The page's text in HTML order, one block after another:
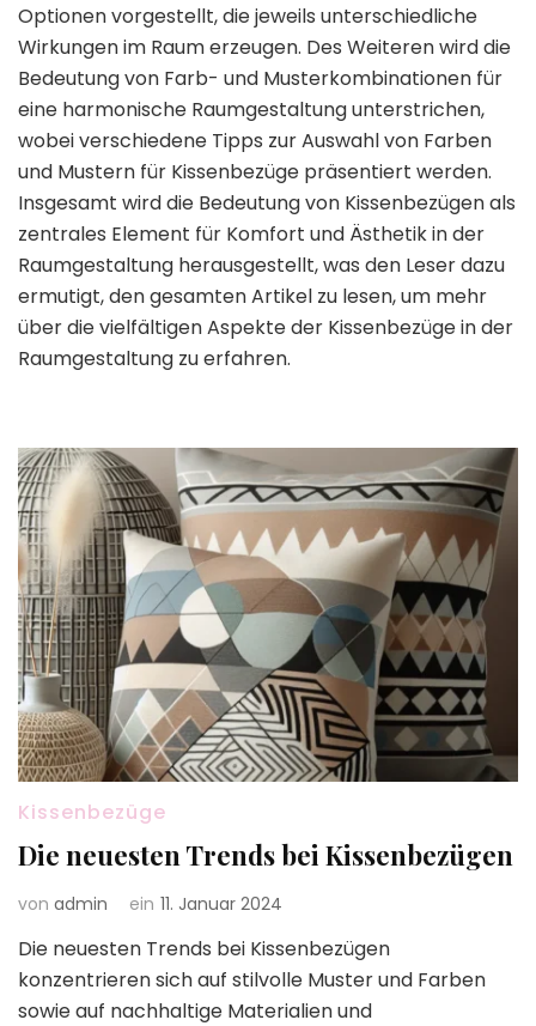
Optionen vorgestellt, die jeweils unterschiedliche
Wirkungen im Raum erzeugen. Des Weiteren wird die
Bedeutung von Farb- und Musterkombinationen für
eine harmonische Raumgestaltung unterstrichen,
wobei verschiedene Tipps zur Auswahl von Farben
und Mustern für Kissenbezüge präsentiert werden.
Insgesamt wird die Bedeutung von Kissenbezügen als
zentrales Element für Komfort und Ästhetik in der
Raumgestaltung herausgestellt, was den Leser dazu
ermutigt, den gesamten Artikel zu lesen, um mehr
über die vielfältigen Aspekte der Kissenbezüge in der
Raumgestaltung zu erfahren.
Kissenbezüge
Die neuesten Trends bei Kissenbezügen
von admin ein 11. Januar 2024
Die neuesten Trends bei Kissenbezügen
konzentrieren sich auf stilvolle Muster und Farben
sowie auf nachhaltige Materialien und